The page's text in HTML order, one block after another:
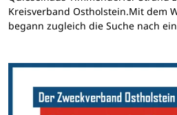
Kreisverband Ostholstein.Mit dem
begann zugleich die Suche nach